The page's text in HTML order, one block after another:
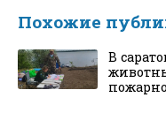
Похожие
В